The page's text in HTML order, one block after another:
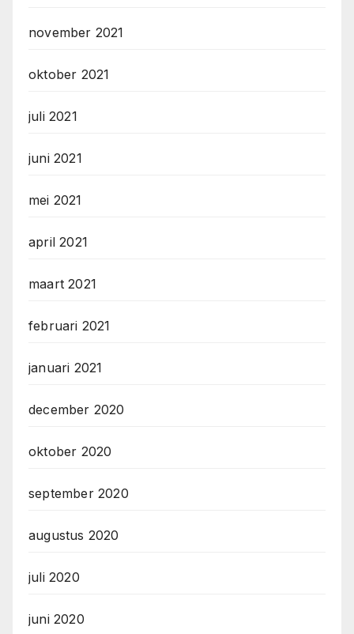
november 2021
oktober 2021
juli 2021
juni 2021
mei 2021
april 2021
maart 2021
februari 2021
januari 2021
december 2020
oktober 2020
september 2020
augustus 2020
juli 2020
juni 2020